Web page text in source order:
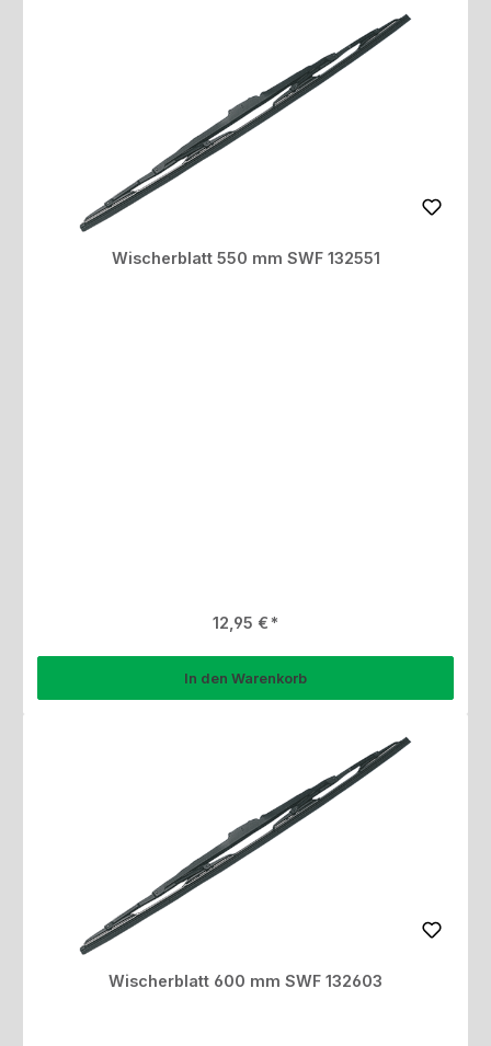
Wischerblatt 550 mm SWF 132551
Regulärer Preis:
12,95 €
In den Warenkorb
Wischerblatt 600 mm SWF 132603